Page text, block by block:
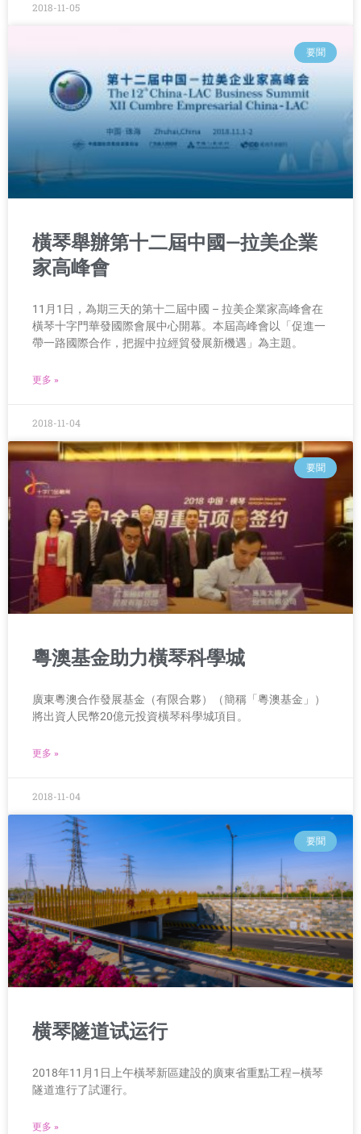
2018-11-05
要聞
橫琴舉辦第十二屆中國—拉美企業
家高峰會
11月1日，為期三天的第十二屆中國 – 拉美企業家高峰會在
橫琴十字門華發國際會展中心開幕。本屆高峰會以「促進一
帶一路國際合作，把握中拉經貿發展新機遇」為主題。
更多 »
2018-11-04
要聞
粵澳基金助力橫琴科學城
廣東粵澳合作發展基金（有限合夥）（簡稱「粵澳基金」）
將出資人民幣20億元投資橫琴科學城項目。
更多 »
2018-11-04
要聞
横琴隧道试运行
2018年11月1日上午橫琴新區建設的廣東省重點工程—橫琴
隧道進行了試運行。
更多 »